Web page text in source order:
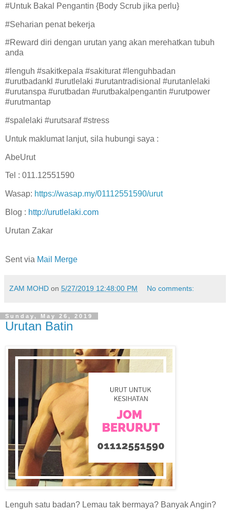
#Untuk Bakal Pengantin {Body Scrub jika perlu}
#Seharian penat bekerja
#Reward diri dengan urutan yang akan merehatkan tubuh
anda
#lenguh #sakitkepala #sakiturat #lenguhbadan
#urutbadankl #urutlelaki #urutantradisional #urutanlelaki
#urutanspa #urutbadan #urutbakalpengantin #urutpower
#urutmantap
#spalelaki #urutsaraf #stress
Untuk maklumat lanjut, sila hubungi saya :
AbeUrut
Tel : 011.12551590
Wasap: https://wasap.my/01112551590/urut
Blog : http://urutlelaki.com
Urutan Zakar
Sent via Mail Merge
ZAM MOHD on 5/27/2019 12:48:00 PM No comments:
Sunday, May 26, 2019
Urutan Batin
Lenguh satu badan? Lemau tak bermaya? Banyak Angin?